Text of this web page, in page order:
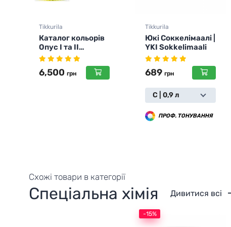
Tikkurila
Юкі Соккелімаалі |
YKI Sokkelimaali
689 грн
Tikkurila
Хелмі 30 | Helmi
30
1,050 грн
С | 0,9 л
ПРОФ. ТОНУВАННЯ
Схожі товари в категорії
Спеціальна хімія Дивитися всі